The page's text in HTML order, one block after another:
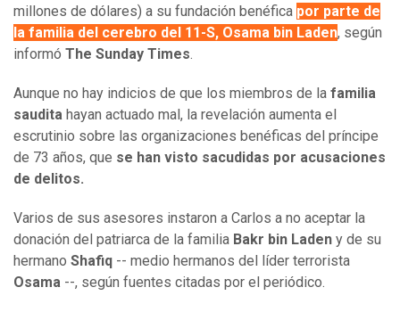
millones de dólares) a su fundación benéfica por parte de
la familia del cerebro del 11-S, Osama bin Laden, según
informó The Sunday Times.
Aunque no hay indicios de que los miembros de la familia
saudita hayan actuado mal, la revelación aumenta el
escrutinio sobre las organizaciones benéficas del príncipe
de 73 años, que se han visto sacudidas por acusaciones
de delitos.
Varios de sus asesores instaron a Carlos a no aceptar la
donación del patriarca de la familia Bakr bin Laden y de su
hermano Shafiq -- medio hermanos del líder terrorista
Osama --, según fuentes citadas por el periódico.